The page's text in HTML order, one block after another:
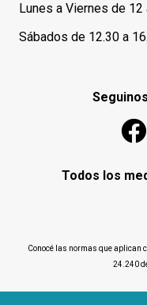
Lunes a Viernes de 12
Sábados de 12.30 a
Todos los
Conocé las normas que aplican
24.240